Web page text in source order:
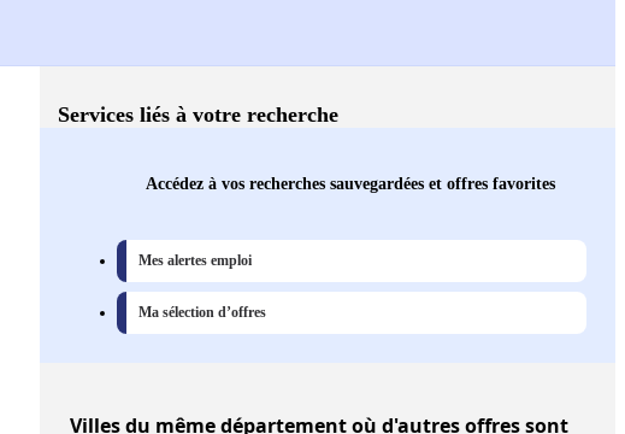
Services liés à votre recherche
Accédez à vos recherches sauvegardées et offres favorites
Mes alertes emploi
Ma sélection d’offres
Villesdu même département où d'autres offres sont